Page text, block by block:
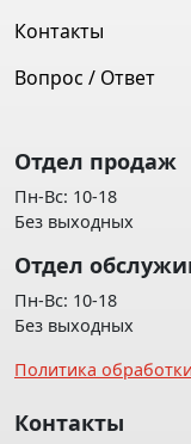
Контакты
Вопрос / Ответ
Отдел продаж
Пн-Вс: 10-18
Без выходных
Отдел
Пн-Вс: 10-18
Без выходных
Политика
Контакты